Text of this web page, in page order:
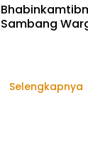
Sambang
Selengkapnya